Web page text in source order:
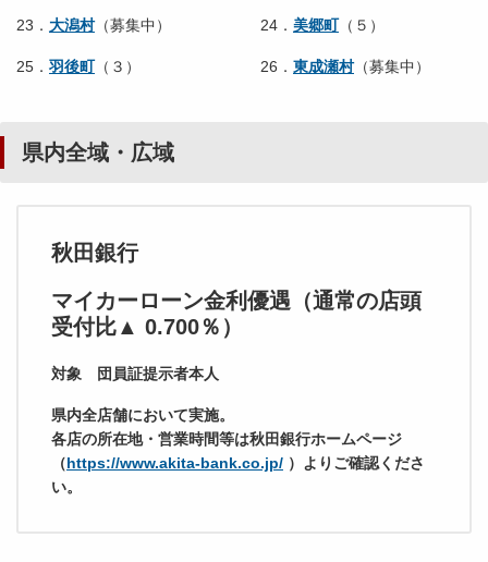
23． 大潟村（募集中） 24． 美郷町（５）
25． 羽後町（３） 26． 東成瀬村（募集中）
県内全域・広域
秋田銀行
マイカーローン金利優遇（通常の店頭
受付比▲ 0.700％）
対象 団員証提示者本人
県内全店舗において実施。
各店の所在地・営業時間等は秋田銀行ホームページ
（https://www.akita-bank.co.jp/ ）よりご確認くださ
い。